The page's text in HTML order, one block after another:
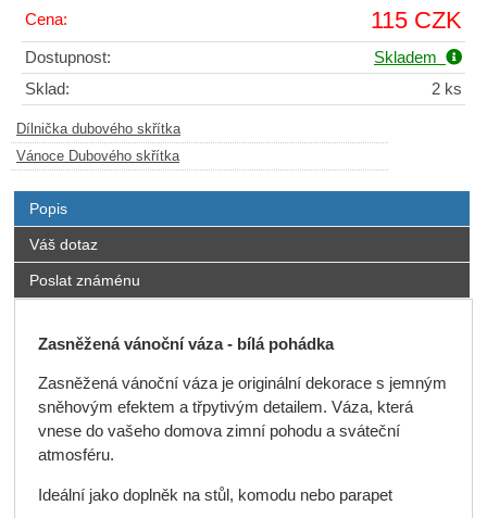
Cena: 115 CZK
Dostupnost:
Skladem
Sklad:
2 ks
Dílnička dubového skřítka
Vánoce Dubového skřítka
Popis
Váš dotaz
Poslat známénu
Zasněžená vánoční váza - bílá pohádka
Zasněžená vánoční váza je originální dekorace s jemným
sněhovým efektem a třpytivým detailem. Váza, která
vnese do vašeho domova zimní pohodu a sváteční
atmosféru.
Ideální jako doplněk na stůl, komodu nebo parapet